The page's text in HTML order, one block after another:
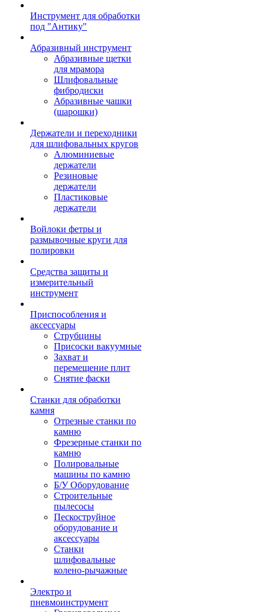
Инструмент для обработки
под "Антику"
Абразивный инструмент
Абразивные щетки
для мрамора
Шлифовальные
фибродиски
Абразивные чашки
(шарошки)
Держатели и переходники
для шлифовальных кругов
Алюминиевые
держатели
Резиновые
держатели
Пластиковые
держатели
Войлоки фетры и
размывочные круги для
полировки
Средства защиты и
измерительный
инструмент
Приспособления и
аксессуары
Струбцины
Присоски вакуумные
Захват и
перемещение плит
Снятие фаски
Станки для обработки
камня
Отрезные станки по
камню
Фрезерные станки по
камню
Полировальные
машины по камню
Б/У Оборудование
Строительные
пылесосы
Пескоструйное
оборудование и
аксессуары
Станки
шлифовальные
колено-рычажные
Электро и
пневмоинструмент